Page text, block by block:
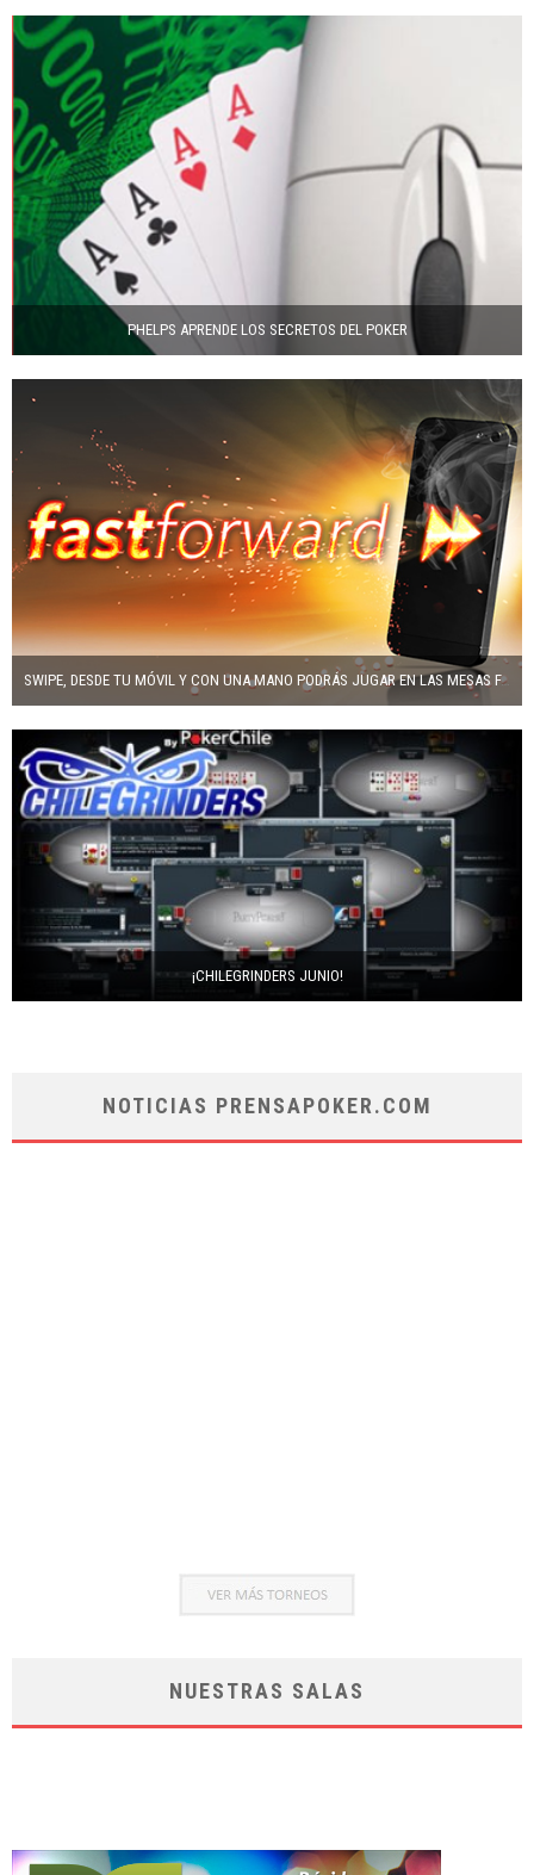
PHELPS APRENDE LOS SECRETOS DEL POKER
SWIPE, DESDE TU MÓVIL Y CON UNA MANO PODRÁS JUGAR EN LAS MESAS FAST FORWARD DE PARTY POKER
¡CHILEGRINDERS JUNIO!
NOTICIAS PRENSAPOKER.COM
NUESTRAS SALAS